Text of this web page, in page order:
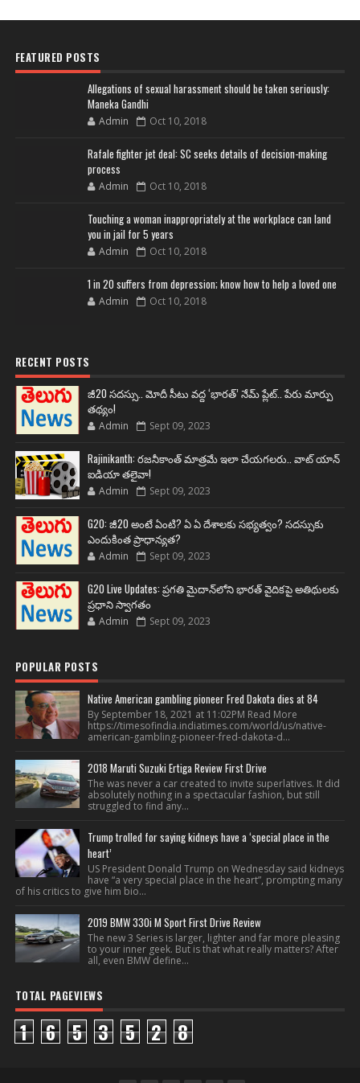
FEATURED POSTS
Allegations of sexual harassment should be taken seriously:
Maneka Gandhi
Admin Oct 10, 2018
Rafale fighter jet deal: SC seeks details of decision-making
process
Admin Oct 10, 2018
Touching a woman inappropriately at the workplace can land
you in jail for 5 years
Admin Oct 10, 2018
1 in 20 suffers from depression; know how to help a loved one
Admin Oct 10, 2018
RECENT POSTS
జీ20 సదస్సు.. మోదీ సీటు వద్ద ‘భారత్’ నేమ్ ప్లేట్‌.. పేరు మార్పు
తథ్యం!
Admin Sept 09, 2023
Rajinikanth: రజనీకాంత్ మాత్రమే ఇలా చేయగలరు.. వాట్ యాన్
ఐడియా తలైవా!
Admin Sept 09, 2023
G20: జీ20 అంటే ఏంటి? ఏ ఏ దేశాలకు సభ్యత్వం? సదస్సుకు
ఎందుకింత ప్రాధాన్యత?
Admin Sept 09, 2023
G20 Live Updates: ప్రగతి మైదాన్‌లోని భారత్ వైదికపై అతిథులకు
ప్రధాని స్వాగతం
Admin Sept 09, 2023
POPULAR POSTS
Native American gambling pioneer Fred Dakota dies at 84
By September 18, 2021 at 11:02PM Read More
https://timesofindia.indiatimes.com/world/us/native-
american-gambling-pioneer-fred-dakota-d...
2018 Maruti Suzuki Ertiga Review First Drive
The was never a car created to invite superlatives. It did
absolutely nothing in a spectacular fashion, but still
struggled to find any...
Trump trolled for saying kidneys have a ‘special place in the
heart’
US President Donald Trump on Wednesday said kidneys
have “a very special place in the heart”, prompting many
of his critics to give him bio...
2019 BMW 330i M Sport First Drive Review
The new 3 Series is larger, lighter and far more pleasing
to your inner geek. But is that what really matters? After
all, even BMW define...
TOTAL PAGEVIEWS
1 6 5 3 5 2 8